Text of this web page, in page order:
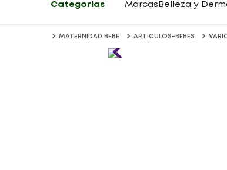
Categorías Marcas Belleza y
MATERNIDAD BEBE ARTICULOS-BEBES